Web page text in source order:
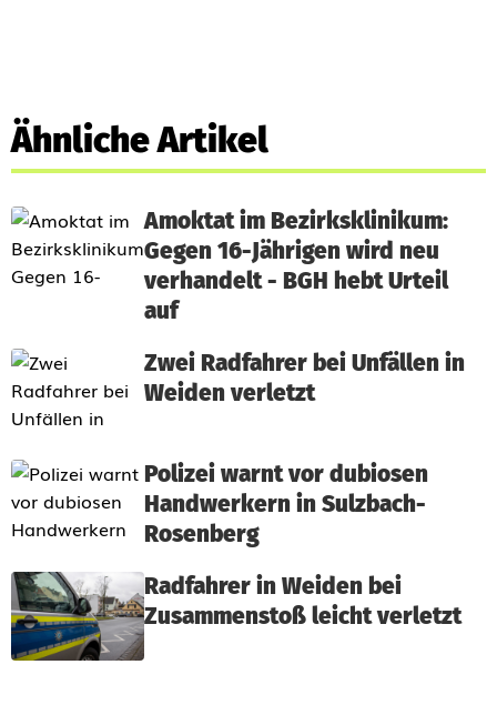
Ähnliche Artikel
Amoktat im Bezirksklinikum:
Gegen 16-Jährigen wird neu
verhandelt - BGH hebt Urteil
auf
Zwei Radfahrer bei Unfällen in
Weiden verletzt
Polizei warnt vor dubiosen
Handwerkern in Sulzbach-
Rosenberg
Radfahrer in Weiden bei
Zusammenstoß leicht verletzt